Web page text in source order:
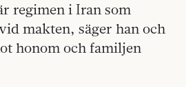
regimen i Iran som
makten, säger han och
honom och familjen